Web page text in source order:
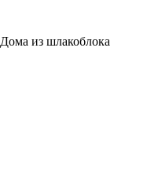
Дома из шлакоблока